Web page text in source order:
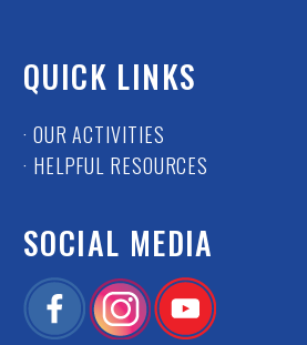
QUICK LINKS
· OUR ACTIVITIES
· HELPFUL RESOURCES
SOCIAL MEDIA